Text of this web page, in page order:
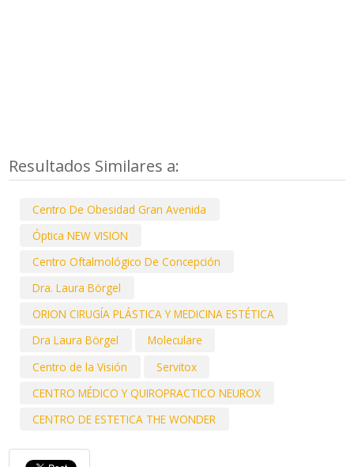
Resultados Similares a:
Centro De Obesidad Gran Avenida
Óptica NEW VISION
Centro Oftalmológico De Concepción
Dra. Laura Börgel
ORION CIRUGÍA PLÁSTICA Y MEDICINA ESTÉTICA
Dra Laura Börgel
Moleculare
Centro de la Visión
Servitox
CENTRO MÉDICO Y QUIROPRACTICO NEUROX
CENTRO DE ESTETICA THE WONDER